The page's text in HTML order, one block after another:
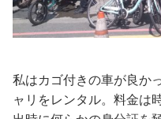
私はカゴ付きの車が良か
ャリをレンタル。料金は